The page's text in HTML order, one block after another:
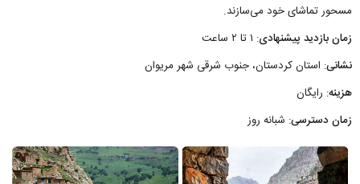
مسحور تماشای خود می‌سازند.
زمان بازدید پیشنهادی: ۱ تا ۲ ساعت
نشانی: استان کردستان، جنوب شرقی شهر مریوان
هزینه: رایگان
زمان دسترسی: شبانه روز